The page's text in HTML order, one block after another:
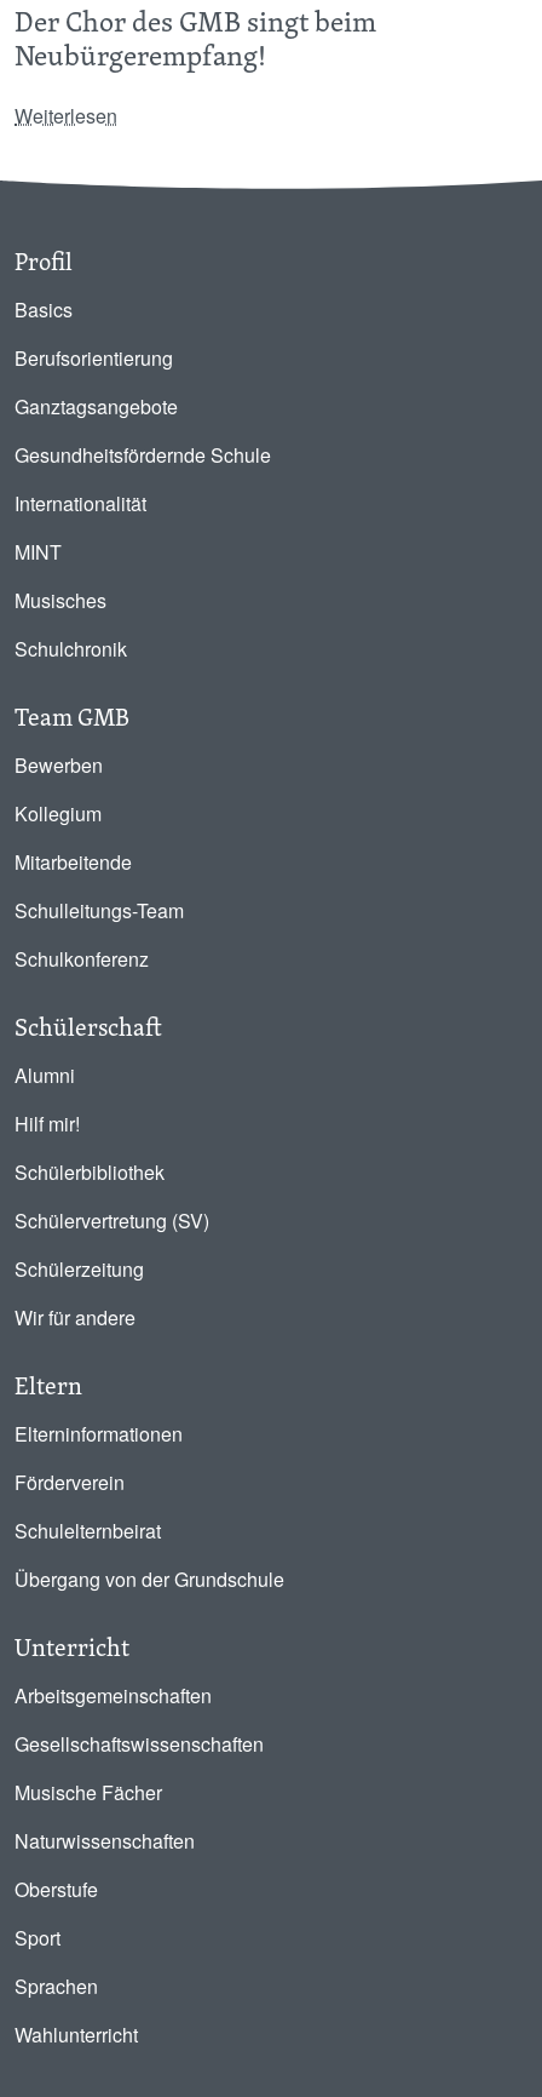
Der Chor des GMB singt beim
Neubürgerempfang!
Weiterlesen
Profil
Basics
Berufsorientierung
Ganztagsangebote
Gesundheitsfördernde Schule
Internationalität
MINT
Musisches
Schulchronik
Team GMB
Bewerben
Kollegium
Mitarbeitende
Schulleitungs-Team
Schulkonferenz
Schülerschaft
Alumni
Hilf mir!
Schülerbibliothek
Schülervertretung (SV)
Schülerzeitung
Wir für andere
Eltern
Elterninformationen
Förderverein
Schulelternbeirat
Übergang von der Grundschule
Unterricht
Arbeitsgemeinschaften
Gesellschaftswissenschaften
Musische Fächer
Naturwissenschaften
Oberstufe
Sport
Sprachen
Wahlunterricht